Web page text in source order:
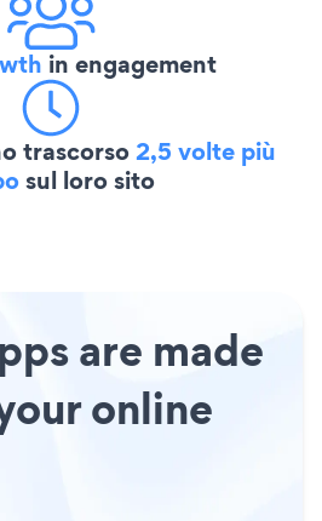
in engagement
trascorso2,5 volte più
sul loro sito
are made
online